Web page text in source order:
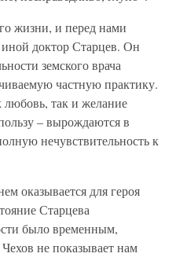
жизни, и перед нами
доктор Старцев. Он
земского врача
частную практику.
любовь, так и желание
– вырождаются в
нечувствительность к
оказывается для героя
Старцева
было временным,
не показывает нам